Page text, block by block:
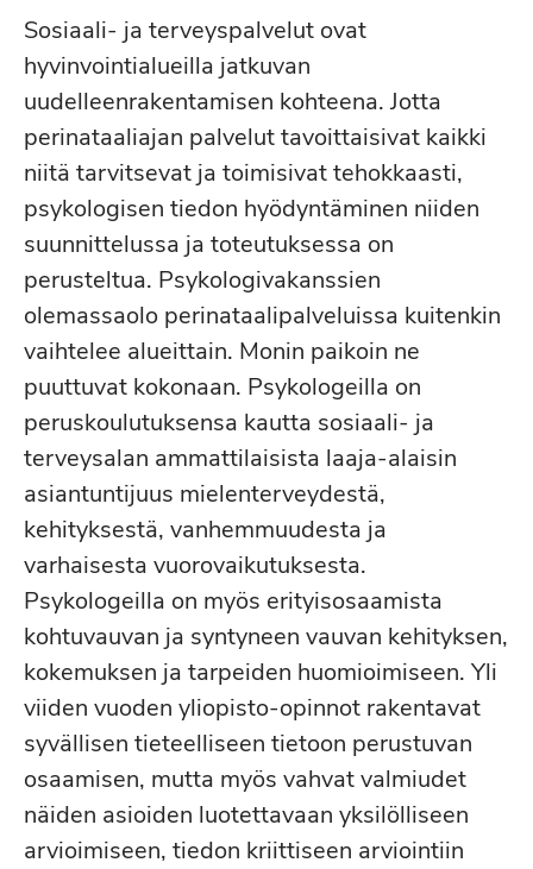
Sosiaali- ja terveyspalvelut ovat
hyvinvointialueilla jatkuvan
uudelleenrakentamisen kohteena. Jotta
perinataaliajan palvelut tavoittaisivat kaikki
niitä tarvitsevat ja toimisivat tehokkaasti,
psykologisen tiedon hyödyntäminen niiden
suunnittelussa ja toteutuksessa on
perusteltua. Psykologivakanssien
olemassaolo perinataalipalveluissa kuitenkin
vaihtelee alueittain. Monin paikoin ne
puuttuvat kokonaan. Psykologeilla on
peruskoulutuksensa kautta sosiaali- ja
terveysalan ammattilaisista laaja-alaisin
asiantuntijuus mielenterveydestä,
kehityksestä, vanhemmuudesta ja
varhaisesta vuorovaikutuksesta.
Psykologeilla on myös erityisosaamista
kohtuvauvan ja syntyneen vauvan kehityksen,
kokemuksen ja tarpeiden huomioimiseen. Yli
viiden vuoden yliopisto-opinnot rakentavat
syvällisen tieteelliseen tietoon perustuvan
osaamisen, mutta myös vahvat valmiudet
näiden asioiden luotettavaan yksilölliseen
arvioimiseen, tiedon kriittiseen arviointiin